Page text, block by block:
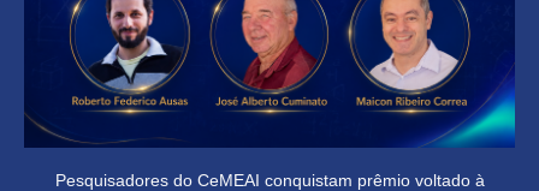
Pesquisadores do CeMEAI conquistam prêmio voltado à